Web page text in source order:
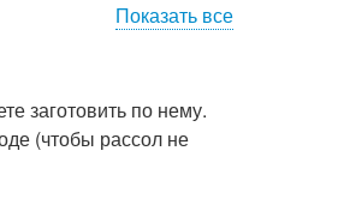
Показать все
заготовить по нему.
(чтобы рассол не